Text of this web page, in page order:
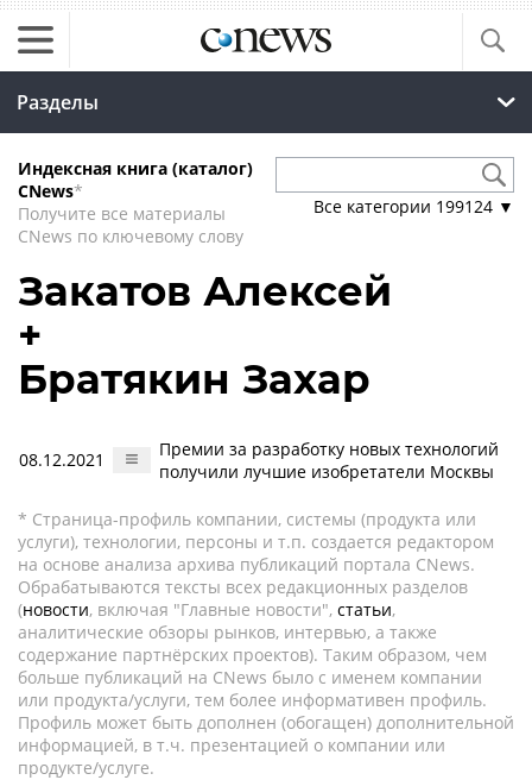
Разделы
Индексная книга (каталог)
CNews*
Получите все материалы
CNews по ключевому слову
Все категории 199124 ▼
Закатов Алексей
+
Братякин Захар
08.12.2021
Премии за разработку новых технологий
получили лучшие изобретатели Москвы
* Страница-профиль компании, системы (продукта или
услуги), технологии, персоны и т.п. создается редактором
на основе анализа архива публикаций портала CNews.
Обрабатываются тексты всех редакционных разделов
(новости, включая "Главные новости", статьи,
аналитические обзоры рынков, интервью, а также
содержание партнёрских проектов). Таким образом, чем
больше публикаций на CNews было с именем компании
или продукта/услуги, тем более информативен профиль.
Профиль может быть дополнен (обогащен) дополнительной
информацией, в т.ч. презентацией о компании или
продукте/услуге.